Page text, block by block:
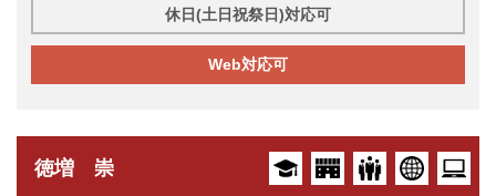
休日(土日祝祭日)対応可
Web対応可
徳増 崇